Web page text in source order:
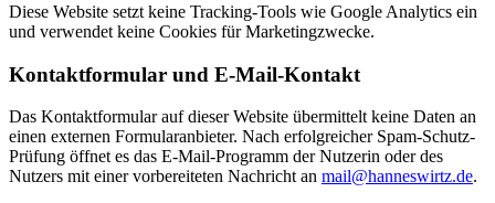
Diese Website setzt keine Tracking-Tools wie Google Analytics ein
und verwendet keine Cookies für Marketingzwecke.
Kontaktformular und E-Mail-Kontakt
Das Kontaktformular auf dieser Website übermittelt keine Daten an
einen externen Formularanbieter. Nach erfolgreicher Spam-Schutz-
Prüfung öffnet es das E-Mail-Programm der Nutzerin oder des
Nutzers mit einer vorbereiteten Nachricht an mail@hanneswirtz.de.